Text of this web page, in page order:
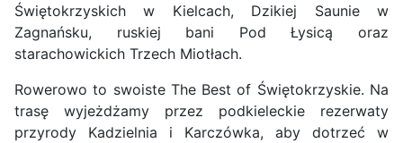
Świętokrzyskich w Kielcach, Dzikiej Saunie w
Zagnańsku, ruskiej bani Pod Łysicą oraz
starachowickich Trzech Miotłach.
Rowerowo to swoiste The Best of Świętokrzyskie. Na
trasę wyjeżdżamy przez podkieleckie rezerwaty
przyrody Kadzielnia i Karczówka, aby dotrzeć w